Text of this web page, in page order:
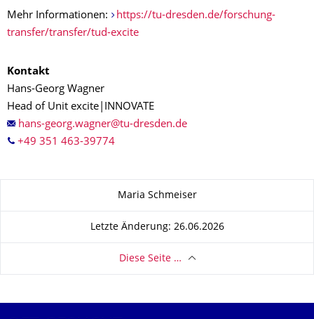
Mehr Informationen:
https://tu-dresden.de/forschung-
transfer/transfer/tud-excite
Kontakt
Hans-Georg Wagner
Head of Unit excite|INNOVATE
+49 351 463-39774
Maria Schmeiser
Letzte Änderung: 26.06.2026
Diese Seite …